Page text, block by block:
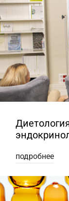
подробнее